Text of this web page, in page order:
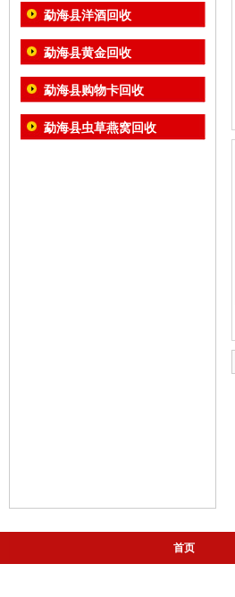
勐海县洋酒回收
勐海县黄金回收
勐海县购物卡回收
勐海县虫草燕窝回收
首页